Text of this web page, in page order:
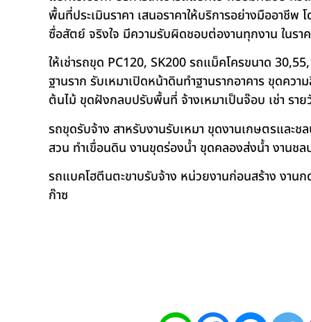
พื้นที่ประเมินราคา เสนอราคาให้บริการอย่างมืออาชี
ซื่อสัตย์ จริงใจ มีความรับผิดชอบต่องานทุกงาน ในรา
ให้เช่ารถขุด PC120, SK200 รถแม็คโครขนาด
ฐานราก รับเหมาเปิดหน้าดินทำฐานรากอาคาร ขุดค
ต้นไม้ ขุดฝังกลบปรับพื้นที่ จ้างเหมาเป็นจ๊อบ เช่า ราย
รถขุดรับจ้าง สาหรับงานรับเหมา ขุดงานเกษตรและ
สวน ทำเขื่อนดิน งานขุดร่องน้ำ ขุดคลองส่งน้ำ งานช
รถแบคโฮตีนตะขาบรับจ้าง หน่วยงานก่อนสร้าง งาน
ก๊าซ